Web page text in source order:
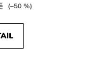
(–50 %)